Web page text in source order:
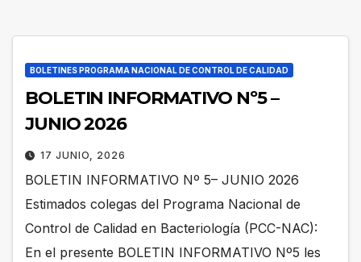
BOLETINES PROGRAMA NACIONAL DE CONTROL DE CALIDAD
BOLETIN INFORMATIVO Nº5 –
JUNIO 2026
17 JUNIO, 2026
BOLETIN INFORMATIVO Nº 5– JUNIO 2026
Estimados colegas del Programa Nacional de
Control de Calidad en Bacteriología (PCC-NAC):
En el presente BOLETIN INFORMATIVO Nº5 les